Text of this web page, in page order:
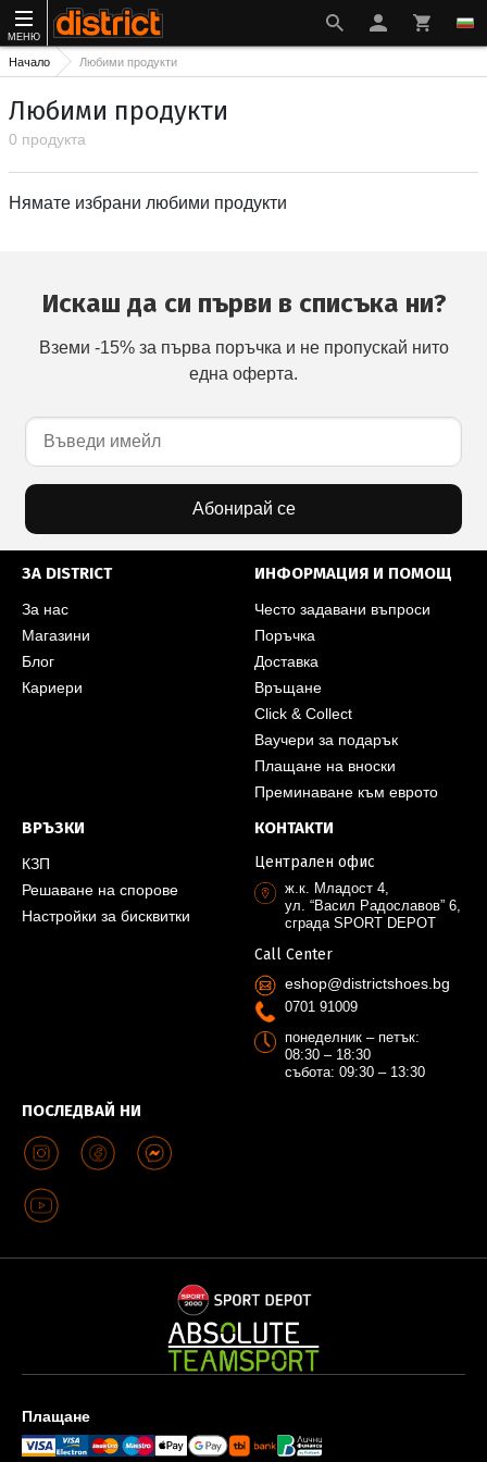
МЕНЮ
Начало Любими продукти
Любими продукти
0 продукта
Нямате избрани любими продукти
Искаш да си първи в списъка ни?
Вземи -15% за първа поръчка и не пропускай нито
една оферта.
Абонирай се
ЗА DISTRICT
За нас
Магазини
Блог
Кариери
ИНФОРМАЦИЯ И ПОМОЩ
Често задавани въпроси
Поръчка
Доставка
Връщане
Click & Collect
Ваучери за подарък
Плащане на вноски
Преминаване към еврото
ВРЪЗКИ
КЗП
Решаване на спорове
Настройки за бисквитки
ПОСЛЕДВАЙ НИ
КОНТАКТИ
Централен офис
ж.к. Младост 4,
ул. “Васил Радославов” 6,
сграда SPORT DEPOT
Call Center
eshop@districtshoes.bg
0701 91009
понеделник – петък:
08:30 – 18:30
събота: 09:30 – 13:30
Плащане